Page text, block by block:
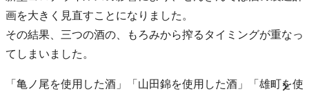
画を大きく見直すことになりました。
その結果、三つの酒の、もろみから搾るタイミングが重なっ
てしまいました。
「亀ノ尾を使用した酒」「山田錦を使用した酒」「雄町を使